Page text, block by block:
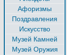
Афоризмы
Поздравления
Искусство
Музей Камней
Музей Оружия